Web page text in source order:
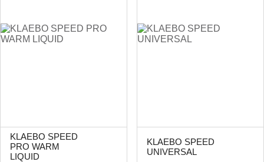
KLAEBO SPEED
PRO WARM
LIQUID
KLAEBO SPEED
UNIVERSAL